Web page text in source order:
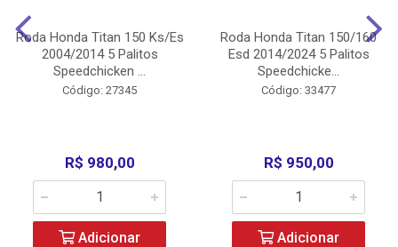
Roda Honda Titan 150 Ks/Es
2004/2014 5 Palitos
Speedchicken ...
Código: 27345
R$ 980,00
Adicionar
Roda Honda Titan 150/160
Esd 2014/2024 5 Palitos
Speedchicke...
Código: 33477
R$ 950,00
Adicionar